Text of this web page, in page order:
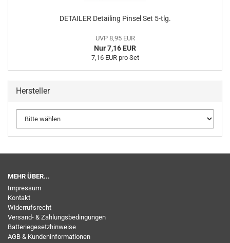
DETAILER Detailing Pinsel Set 5-tlg.
UVP 8,95 EUR
Nur 7,16 EUR
7,16 EUR pro Set
Hersteller
MEHR ÜBER...
Impressum
Kontakt
Widerrufsrecht
Versand- & Zahlungsbedingungen
Batteriegesetzhinweise
AGB & Kundeninformationen